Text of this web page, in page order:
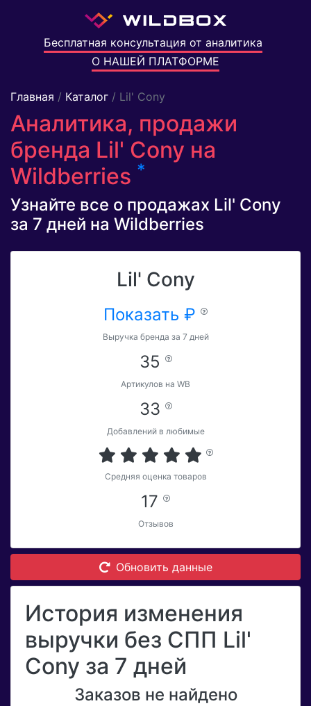
Бесплатная консультация от аналитика
О НАШЕЙ ПЛАТФОРМЕ
Главная / Каталог / Lil' Cony
Аналитика, продажи
бренда Lil' Cony на
Wildberries *
Узнайте все о продажах Lil' Cony
за 7 дней на Wildberries
Lil' Cony
Показать ₽
Выручка бренда за 7 дней
35
Артикулов на WB
33
Добавлений в любимые
Средняя оценка товаров
17
Отзывов
Обновить данные
История изменения
выручки без СПП Lil'
Cony за 7 дней
Заказов не найдено